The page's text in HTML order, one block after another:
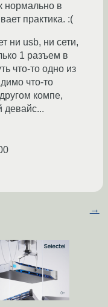
нормально в
практика. :(
ни usb, ни сети,
1 разъем в
что-то одно из
что-то
компе,
девайс...
→